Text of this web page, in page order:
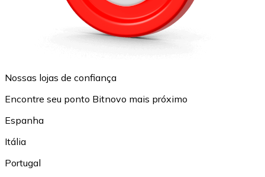
Nossas lojas de confiança
Encontre seu ponto Bitnovo mais próximo
Espanha
Itália
Portugal